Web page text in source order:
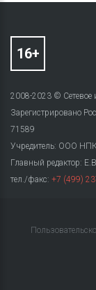
2008-2023 © Сетевое
Зарегистрировано
71589
Учредитель: ООО НПК
Главный редактор:
тел./факс: +7 (499)